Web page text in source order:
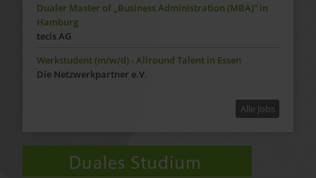
Dualer Master of „Business Administration (MBA)“ in
Hamburg
tecis AG
Werkstudent (m/w/d) - Allround Talent in Essen
Die Netzwerkpartner e.V.
Alle Jobs